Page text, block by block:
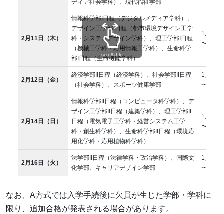
ディア社会学科）、現代福祉学部
2月11日（木）
情報科学部I日程（デジタルメディア学科）、
デザイン工学部I日程（都市環境デザイン工学
科・システムデザイン学科）、理工学部I日程
（機械工学科・応用情報工学科）、生命科学
部I日程（生命機能学科）
1月7日
〜1月
2月12日（金）
経済学部II日程（経済学科）、社会学部II日程
（社会学科）、スポーツ健康学部
1月7日
〜1月
2月14日（日）
情報科学部II日程（コンピュータ科学科）、デ
ザイン工学部II日程（建築学科）、理工学部II
日程（電気電子工学科・経営システム工学
科・創生科学科）、生命科学部II日程（環境応
用化学科・応用植物科学科）
1月7日
〜2月3
2月16日（火）
法学部II日程（法律学科・政治学科）、国際文
化学部、キャリアデザイン学部
1月7日
〜2月3
scrollable
なお、A方式では入学手続後に欠員が生じた学部・学科に
限り、追加合格が発表される場合があります。